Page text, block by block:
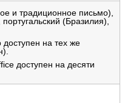
и традиционное письмо),
(Бразилия),
на тех же
доступен на десяти